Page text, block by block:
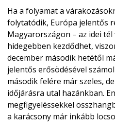
Ha a folyamat a
folytatódik, Európa jelentős
Magyarországon – az idei
hidegebben kezdődhet,
december második hetétől
jelentős erősödésével
második felére már szeles,
időjárásra utal hazánkban.
megfigyeléssekkel
a karácsony már inkább